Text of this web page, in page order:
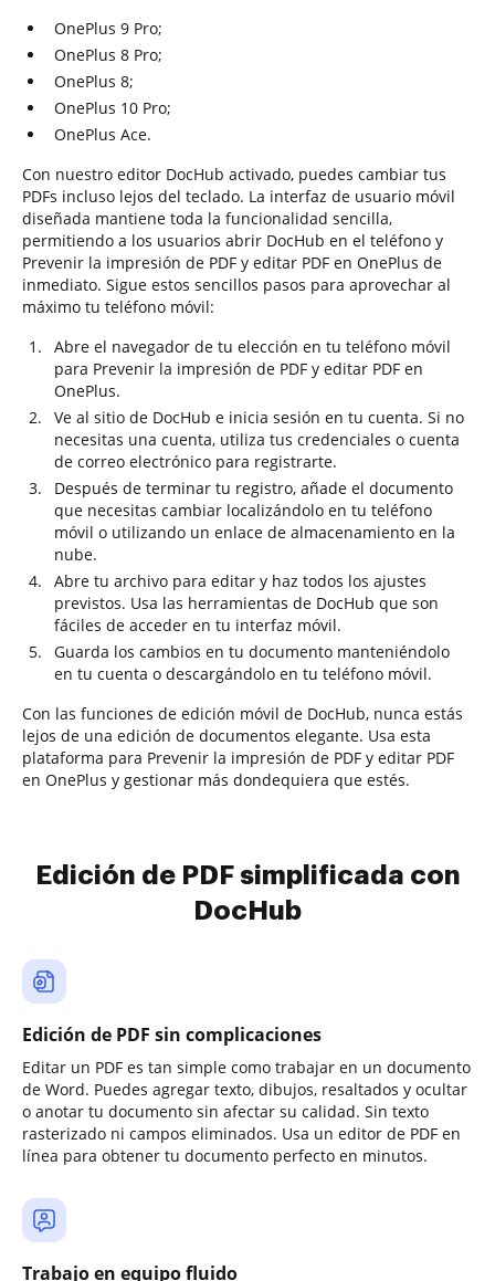
OnePlus 9 Pro;
OnePlus 8 Pro;
OnePlus 8;
OnePlus 10 Pro;
OnePlus Ace.
Con nuestro editor DocHub activado, puedes cambiar tus
PDFs incluso lejos del teclado. La interfaz de usuario móvil
diseñada mantiene toda la funcionalidad sencilla,
permitiendo a los usuarios abrir DocHub en el teléfono y
Prevenir la impresión de PDF y editar PDF en OnePlus de
inmediato. Sigue estos sencillos pasos para aprovechar al
máximo tu teléfono móvil:
Abre el navegador de tu elección en tu teléfono móvil
para Prevenir la impresión de PDF y editar PDF en
OnePlus.
Ve al sitio de DocHub e inicia sesión en tu cuenta. Si no
necesitas una cuenta, utiliza tus credenciales o cuenta
de correo electrónico para registrarte.
Después de terminar tu registro, añade el documento
que necesitas cambiar localizándolo en tu teléfono
móvil o utilizando un enlace de almacenamiento en la
nube.
Abre tu archivo para editar y haz todos los ajustes
previstos. Usa las herramientas de DocHub que son
fáciles de acceder en tu interfaz móvil.
Guarda los cambios en tu documento manteniéndolo
en tu cuenta o descargándolo en tu teléfono móvil.
Con las funciones de edición móvil de DocHub, nunca estás
lejos de una edición de documentos elegante. Usa esta
plataforma para Prevenir la impresión de PDF y editar PDF
en OnePlus y gestionar más dondequiera que estés.
Edición de PDF simplificada con
DocHub
Edición de PDF sin complicaciones
Editar un PDF es tan simple como trabajar en un documento
de Word. Puedes agregar texto, dibujos, resaltados y ocultar
o anotar tu documento sin afectar su calidad. Sin texto
rasterizado ni campos eliminados. Usa un editor de PDF en
línea para obtener tu documento perfecto en minutos.
Trabajo en equipo fluido